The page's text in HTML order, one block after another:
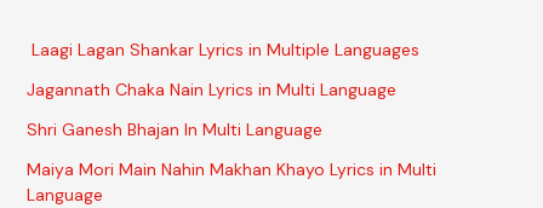
Laagi Lagan Shankar Lyrics in Multiple Languages
Jagannath Chaka Nain Lyrics in Multi Language
Shri Ganesh Bhajan In Multi Language
Maiya Mori Main Nahin Makhan Khayo Lyrics in Multi
Language